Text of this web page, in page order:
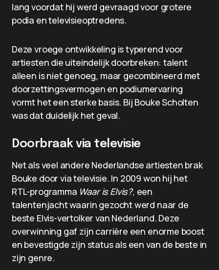
lang voordat hij werd gevraagd voor grotere
podia en televisieoptredens.
Deze vroege ontwikkeling is typerend voor
artiesten die uiteindelijk doorbreken: talent
alleen is niet genoeg, maar gecombineerd met
doorzettingsvermogen en podiumervaring
vormt het een sterke basis. Bij Bouke Scholten
was dat duidelijk het geval.
Doorbraak via televisie
Net als veel andere Nederlandse artiesten brak
Bouke door via televisie. In 2009 won hij het
RTL-programma Waar is Elvis?, een
talentenjacht waarin gezocht werd naar de
beste Elvis-vertolker van Nederland. Deze
overwinning gaf zijn carrière een enorme boost
en bevestigde zijn status als een van de beste in
zijn genre.